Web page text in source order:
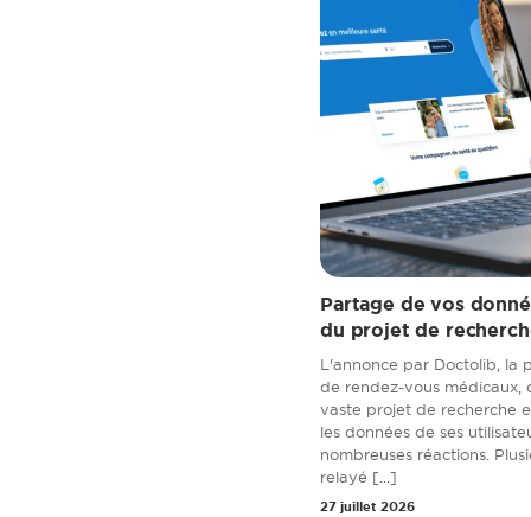
Partage de vos
du projet de
L'annonce par Doctolib, la
de rendez-vous médicaux,
vaste projet de recherche
les données de ses
nombreuses réactions.
relayé [...]
27 juillet 2026